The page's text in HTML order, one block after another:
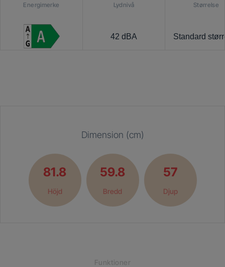
Energimerke Lydnivå
42 dBA
Størrelse
Standard
Dimension (cm)
81.8
Höjd
59.8
Bredd
57
Djup
Funktioner